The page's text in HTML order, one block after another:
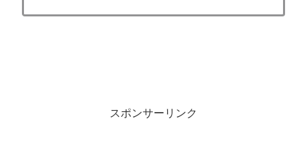
スポンサーリンク